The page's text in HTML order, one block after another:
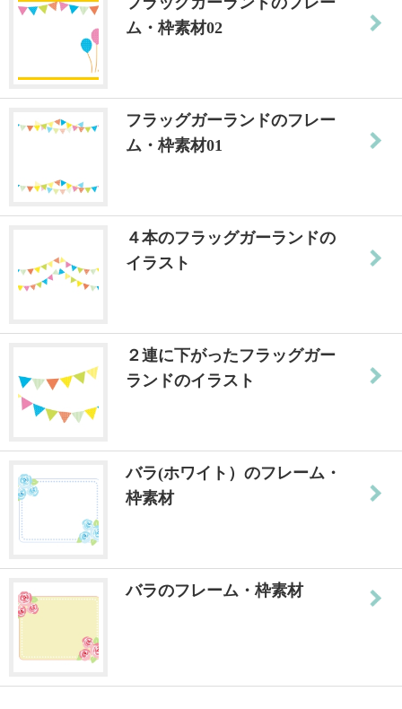
ム・枠素材02
フラッグガーランドのフレー
ム・枠素材01
４本のフラッグガーランドの
イラスト
２連に下がったフラッグガー
ランドのイラスト
バラ(ホワイト）のフレーム・
枠素材
バラのフレーム・枠素材